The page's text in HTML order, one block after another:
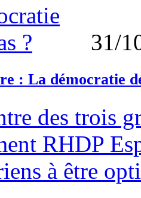
31/
: La démocratie